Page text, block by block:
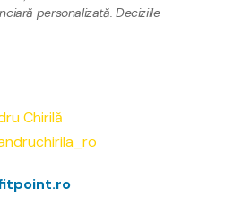
personalizată. Deciziile
Chirilă